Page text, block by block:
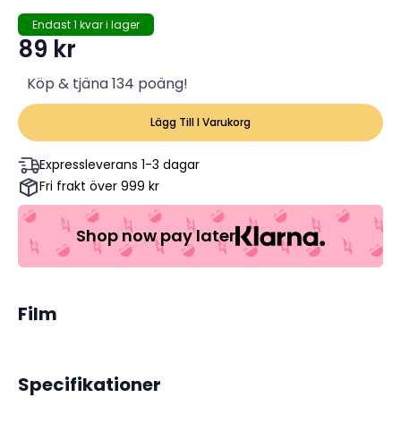
Endast 1 kvar i lager
89 kr
Köp & tjäna 134 poäng!
Lägg Till I Varukorg
Expressleverans 1-3 dagar
Fri frakt över 999 kr
Shop now pay later
Film
Specifikationer